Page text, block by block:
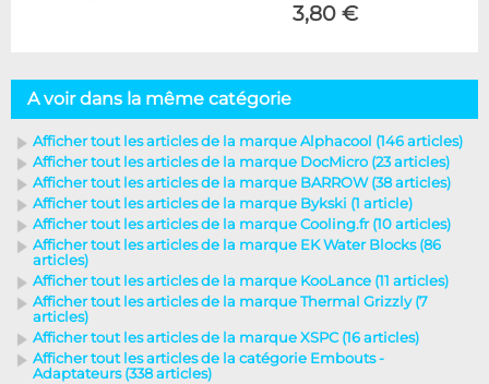
3,80 €
A voir dans la même catégorie
Afficher tout les articles de la marque Alphacool (146 articles)
Afficher tout les articles de la marque DocMicro (23 articles)
Afficher tout les articles de la marque BARROW (38 articles)
Afficher tout les articles de la marque Bykski (1 article)
Afficher tout les articles de la marque Cooling.fr (10 articles)
Afficher tout les articles de la marque EK Water Blocks (86
articles)
Afficher tout les articles de la marque KooLance (11 articles)
Afficher tout les articles de la marque Thermal Grizzly (7
articles)
Afficher tout les articles de la marque XSPC (16 articles)
Afficher tout les articles de la catégorie Embouts -
Adaptateurs (338 articles)